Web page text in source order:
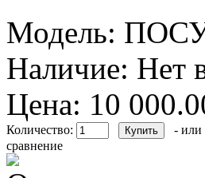
Модель:
Наличие: Нет
Цена: 10
Количество: - или
сравнение